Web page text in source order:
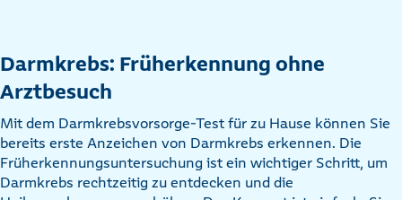
Darmkrebs: Früherkennung ohne
Arztbesuch
Mit dem Darmkrebsvorsorge-Test für zu Hause können Sie
bereits erste Anzeichen von Darmkrebs erkennen. Die
Früherkennungsuntersuchung ist ein wichtiger Schritt, um
Darmkrebs rechtzeitig zu entdecken und die